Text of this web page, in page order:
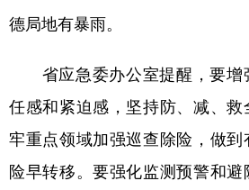
陕西 甘肃
新疆 内蒙古 黑
德局地有暴雨。
省应急委办公室提醒，要增
任感和紧迫感，坚持防、减、
牢重点领域加强巡查除险，做
险早转移。要强化监测预警和